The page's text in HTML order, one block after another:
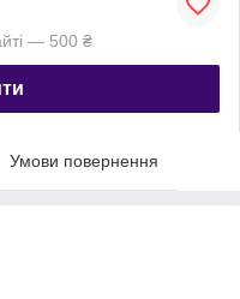
— 500 ₴
Умови повернення